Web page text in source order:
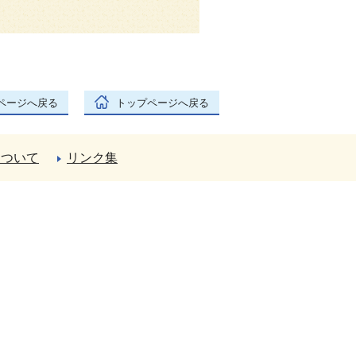
ージへ戻る トップページへ戻る
いて リンク集